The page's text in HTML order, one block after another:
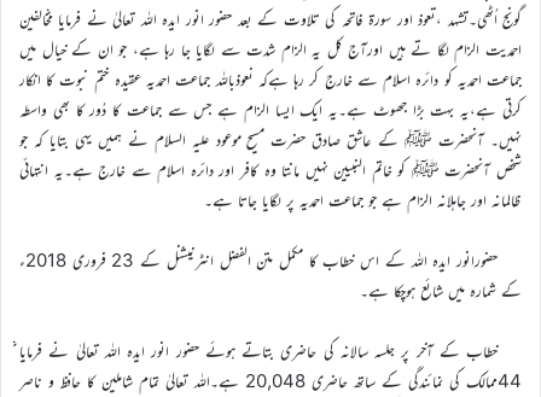
گونج اُٹھی۔تشہد ،تعوذ اور سورة فاتحہ کی تلاوت کے بعد حضور انور ایدہ اللہ تعالیٰ نے فرمایا مخالفین
احمدیت الزام لگا تے ہیں اورآج کل یہ الزام شدت سے لگایا جا رہا ہے، جو ان کے خیال میں
جماعت احمدیہ کو دائرہ اسلام سے خارج کر رہا ہےکہ نعوذباللہ جماعت احمدیہ عقیدہ ختم نبوت کا انکار
کرتی ہے،یہ بہت بڑا جھوٹ ہے۔یہ ایک ایسا الزام ہے جس سے جماعت کا دُور کا بھی واسطہ
نہیں۔ آنحضرت ﷺ کے عاشق صادق حضرت مسیح موعود علیہ السلام نے ہمیں یہی بتایا کہ جو
شخص آنحضرت ﷺ کو خاتم النبیین نہیں مانتا وہ کافر اور دائرہ اسلام سے خارج ہے۔یہ انتہائی
ظالمانہ اور جاہلانہ الزام ہے جو جماعت احمدیہ پر لگایا جاتا ہے۔
حضورانور ایدہ اللہ کے اس خطاب کا مکمل متن الفضل انٹرنیشنل کے 23 فروری 2018ء
کے شمارہ میں شائع ہوچکا ہے۔
44ممالک کی نمائندگی کے ساتھ حاضری 20,048 ہے۔اللہ تعالیٰ تمام شاملین کا حافظ و ناصر